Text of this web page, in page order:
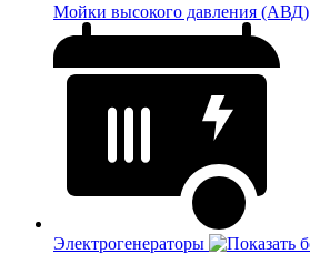
Мойки высокого давления (АВД)
Электрогенераторы